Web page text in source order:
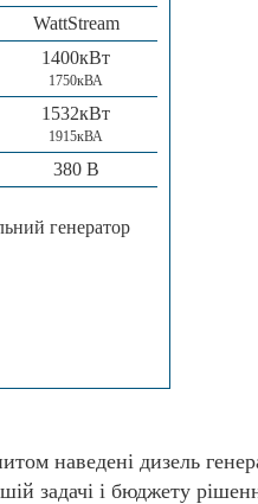
WattStream
1400кВт
1750кВА
1532кВт
1915кВА
380 В
генератор
наведені дизель
задачі і бюджету